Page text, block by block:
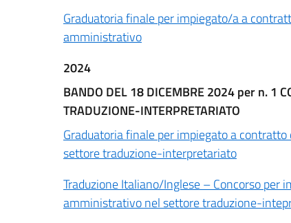
Graduatoria finale per impiegato/a a
amministrativo
2024
BANDO DEL 18 DICEMBRE 2024 per n. 1
TRADUZIONE-INTERPRETARIATO
Graduatoria finale per impiegato a
settore traduzione-interpretariato
Traduzione Italiano/Inglese – Concorso per
amministrativo nel settore traduzione-